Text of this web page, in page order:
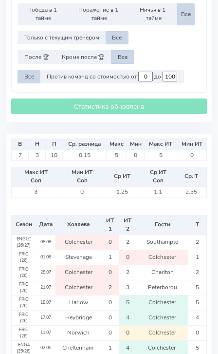
Победа в 1-
тайме
Поражение в 1-
тайме
Ничья в 1-
тайме
Все
Только с текущим тренером Все
После 🏆 Кроме после 🏆 Все
Все Против команд со стоимостью от до
Статистика обновлена
В Н П Ср. разница Макс Мин Макс ИТ
Мин ИТ
7
3 10 0.15 5 0 5 0
Макс ИТ
Соп
Мин ИТ
Соп
Ср ИТ
Ср ИТ
Соп
Ср. Т
3
0 1.25 1.1 2.35
Сезон Дата Хозяева
ИТ
1
ИТ
2
Гости Т
ENGLC
(26/27)
08.08 Colchester 0 2 Southampto 2
FRIC
(26)
01.08 Stevenage 1 0 Colchester 1
FRIC
(26)
28.07 Colchester 0 2 Charlton 2
FRIC
(26)
21.07 Colchester 2 3 Peterborou 5
FRIC
(26)
18.07 Harlow 0 5 Colchester 5
FRIC
(26)
17.07 Heybridge 0 4 Colchester 4
FRIC
(26)
11.07 Norwich 0 0 Colchester 0
ENG4
(25/26)
02.05 Cheltenham 1 4 Colchester 5